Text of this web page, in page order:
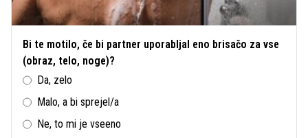
Bi te motilo, če bi partner uporabljal eno brisačo za vse
(obraz, telo, noge)?
Da, zelo
Malo, a bi sprejel/a
Ne, to mi je vseeno